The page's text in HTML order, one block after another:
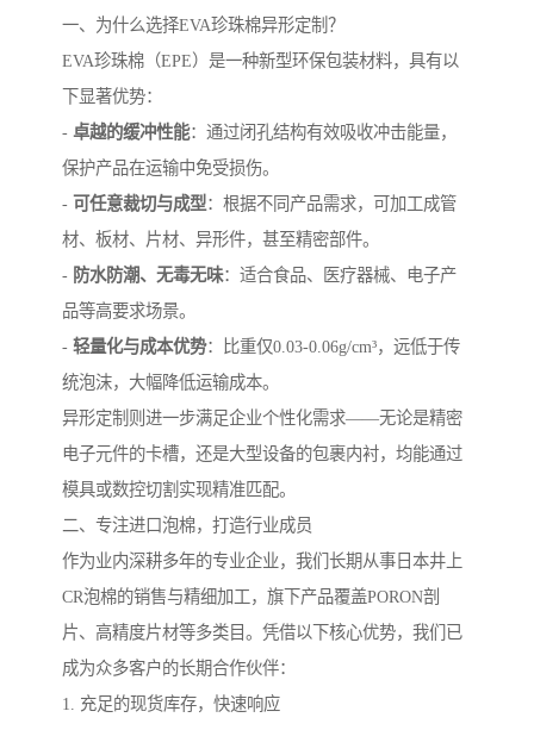
一、为什么选择EVA珍珠棉异形定制？
EVA珍珠棉（EPE）是一种新型环保包装材料，具有以
下显著优势：
- 卓越的缓冲性能：通过闭孔结构有效吸收冲击能量，
保护产品在运输中免受损伤。
- 可任意裁切与成型：根据不同产品需求，可加工成管
材、板材、片材、异形件，甚至精密部件。
- 防水防潮、无毒无味：适合食品、医疗器械、电子产
品等高要求场景。
- 轻量化与成本优势：比重仅0.03-0.06g/cm³，远低于传
统泡沫，大幅降低运输成本。
异形定制则进一步满足企业个性化需求——无论是精密
电子元件的卡槽，还是大型设备的包裹内衬，均能通过
模具或数控切割实现精准匹配。
二、专注进口泡棉，打造行业成员
作为业内深耕多年的专业企业，我们长期从事日本井上
CR泡棉的销售与精细加工，旗下产品覆盖PORON剖
片、高精度片材等多类目。凭借以下核心优势，我们已
成为众多客户的长期合作伙伴：
1. 充足的现货库存，快速响应